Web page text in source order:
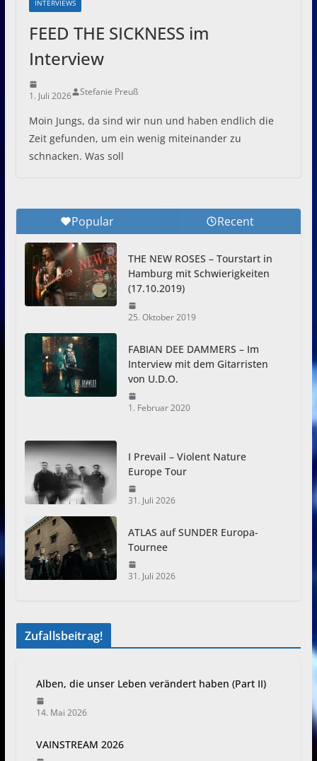
INTERVIEWS
FEED THE SICKNESS im
Interview
1. Juli 2026 Stefanie Preuß
Moin Jungs, da sind wir nun und haben endlich die
Zeit gefunden, um ein wenig miteinander zu
schnacken. Was soll
Popular Recent
THE NEW ROSES – Tourstart in
Hamburg mit Schwierigkeiten
(17.10.2019)
25. Oktober 2019
FABIAN DEE DAMMERS – Im
Interview mit dem Gitarristen
von U.D.O.
1. Februar 2020
I Prevail – Violent Nature
Europe Tour
31. Juli 2026
ATLAS auf SUNDER Europa-
Tournee
31. Juli 2026
Zufallsbeitrag!
Alben, die unser Leben verändert haben (Part II)
14. Mai 2026
VAINSTREAM 2026